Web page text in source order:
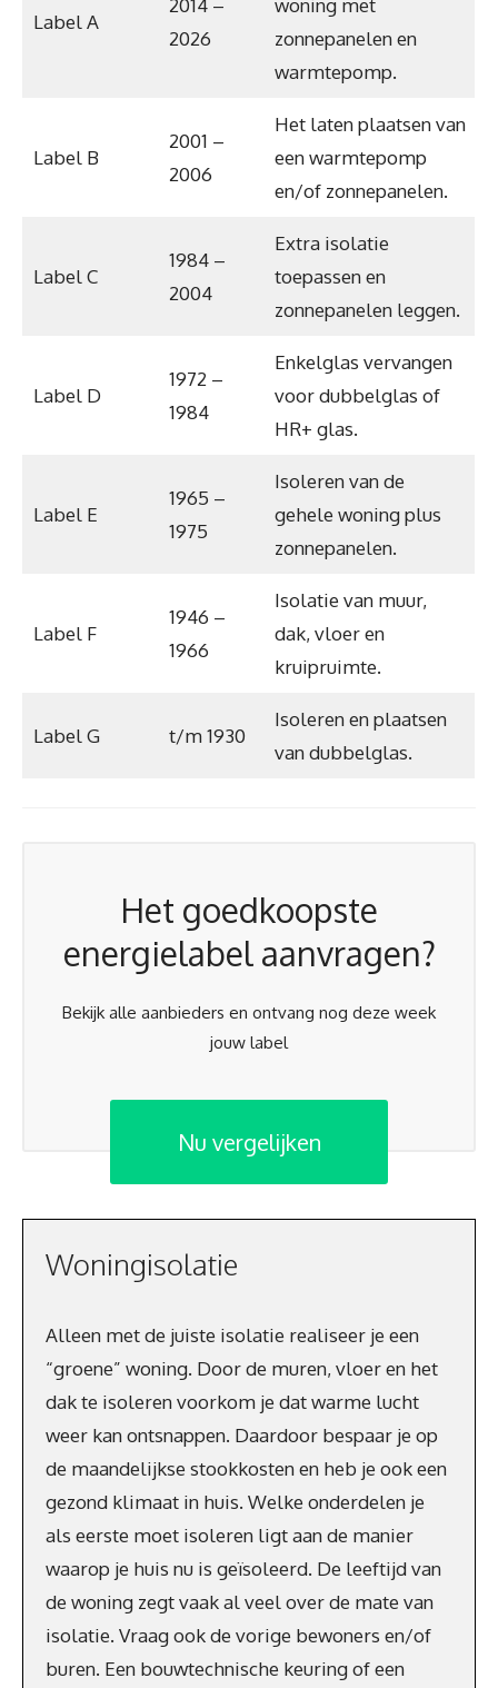
Label A
2026
zonnepanelen en
warmtepomp.
Label B
2001 –
2006
Het laten plaatsen van
een warmtepomp
en/of zonnepanelen.
Label C
1984 –
2004
Extra isolatie
toepassen en
zonnepanelen leggen.
Label D
1972 –
1984
Enkelglas vervangen
voor dubbelglas of
HR+ glas.
Label E
1965 –
1975
Isoleren van de
gehele woning plus
zonnepanelen.
Label F
1946 –
1966
Isolatie van muur,
dak, vloer en
kruipruimte.
Label G t/m 1930
Isoleren en plaatsen
van dubbelglas.
Het goedkoopste
energielabel aanvragen?
Bekijk alle aanbieders en ontvang nog deze week
jouw label
Nu vergelijken
Woningisolatie
Alleen met de juiste isolatie realiseer je een
“groene” woning. Door de muren, vloer en het
dak te isoleren voorkom je dat warme lucht
weer kan ontsnappen. Daardoor bespaar je op
de maandelijkse stookkosten en heb je ook een
gezond klimaat in huis. Welke onderdelen je
als eerste moet isoleren ligt aan de manier
waarop je huis nu is geïsoleerd. De leeftijd van
de woning zegt vaak al veel over de mate van
isolatie. Vraag ook de vorige bewoners en/of
buren. Een bouwtechnische keuring of een